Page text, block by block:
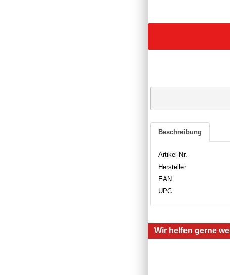
Beschreibung
Artikel-Nr.
Hersteller
EAN
UPC
Wir helfen gerne